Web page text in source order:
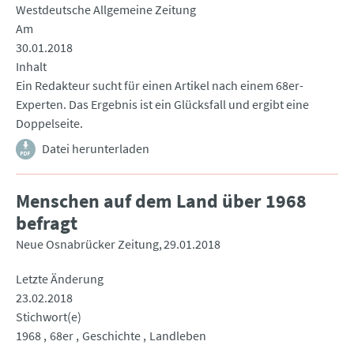
Westdeutsche Allgemeine Zeitung
Am
30.01.2018
Inhalt
Ein Redakteur sucht für einen Artikel nach einem 68er-
Experten. Das Ergebnis ist ein Glücksfall und ergibt eine
Doppelseite.
Datei herunterladen
Menschen auf dem Land über 1968
befragt
Neue Osnabrücker Zeitung 29.01.2018
Letzte Änderung
23.02.2018
Stichwort(e)
1968 68er Geschichte Landleben